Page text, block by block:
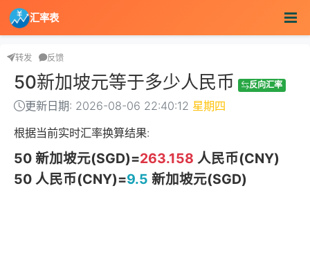
汇率表
转发 反馈
50新加坡元等于多少人民币 反向汇率
更新日期: 2026-08-06 22:40:12 星期四
根据当前实时汇率换算结果:
50 新加坡元(SGD)=263.158 人民币(CNY)
50 人民币(CNY)=9.5 新加坡元(SGD)